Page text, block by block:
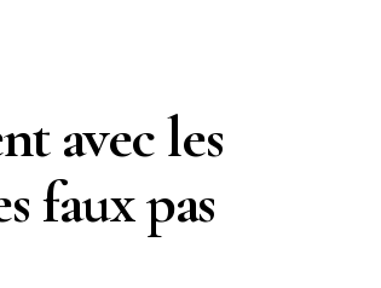
avec les
faux pas